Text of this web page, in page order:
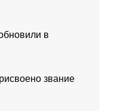
в
звание